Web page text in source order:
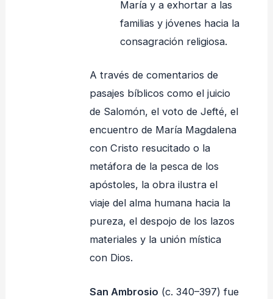
María y a exhortar a las
familias y jóvenes hacia la
consagración religiosa.
A través de comentarios de
pasajes bíblicos como el juicio
de Salomón, el voto de Jefté, el
encuentro de María Magdalena
con Cristo resucitado o la
metáfora de la pesca de los
apóstoles, la obra ilustra el
viaje del alma humana hacia la
pureza, el despojo de los lazos
materiales y la unión mística
con Dios.
San Ambrosio (c. 340–397) fue